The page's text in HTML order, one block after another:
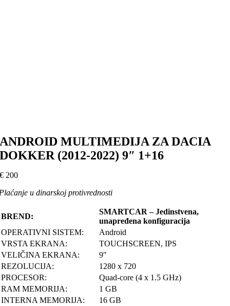
ANDROID MULTIMEDIJA ZA DACIA
DOKKER (2012-2022) 9″ 1+16
€ 200
u dinarskoj protivrednosti
BREND:
SMARTCAR – Jedinstvena,
unapređena konfiguracija
OPERATIVNI SISTEM:
Android
VRSTA EKRANA:
TOUCHSCREEN, IPS
VELIČINA EKRANA:
9″
REZOLUCIJA:
1280 x 720
PROCESOR:
Quad-core (4 x 1.5 GHz)
RAM MEMORIJA:
1 GB
INTERNA MEMORIJA:
16 GB